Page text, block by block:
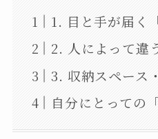
1. 目と手が届く
2. 人によって違
3. 収納スペース
自分にとっての